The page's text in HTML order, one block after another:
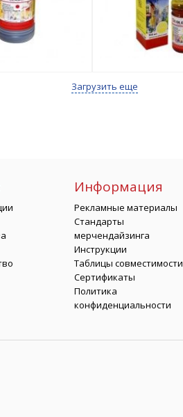
Загрузить еще
Информация
Рекламные материалы
Стандарты
мерчендайзинга
Инструкции
Таблицы совместимости
Сертификаты
Политика
конфиденциальности